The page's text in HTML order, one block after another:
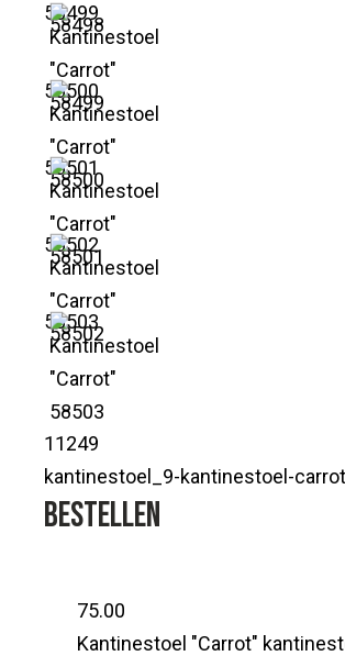
58499
58500
58501
58502
58503
11249
kantinestoel_9-kantinestoel-carrot
Bestellen
75.00
Kantinestoel "Carrot"